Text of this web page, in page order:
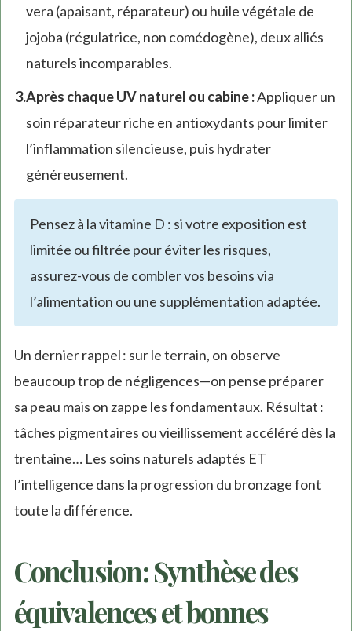
vera (apaisant, réparateur) ou huile végétale de
jojoba (régulatrice, non comédogène), deux alliés
naturels incomparables.
Après chaque UV naturel ou cabine :Appliquer un
soin réparateur riche en antioxydants pour limiter
l’inflammation silencieuse, puis hydrater
généreusement.
Pensez à la vitamine D : si votre exposition est
limitée ou filtrée pour éviter les risques,
assurez-vous de combler vos besoins via
l’alimentation ou une supplémentation adaptée.
Un dernier rappel : sur le terrain, on observe
beaucoup trop de négligences—on pense préparer
sa peau mais on zappe les fondamentaux. Résultat :
tâches pigmentaires ou vieillissement accéléré dès la
trentaine… Les soins naturels adaptés ET
l’intelligence dans la progression du bronzage font
toute la différence.
Conclusion : Synthèse des
équivalences et bonnes